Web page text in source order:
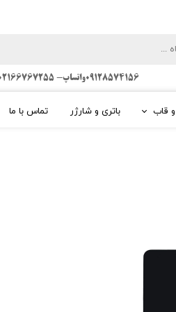
قاب باتری و شارژر تماس با ما